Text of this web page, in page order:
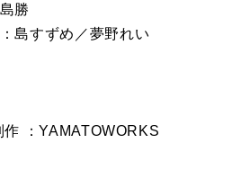
勝
島すずめ／夢野れい
：YAMATOWORKS